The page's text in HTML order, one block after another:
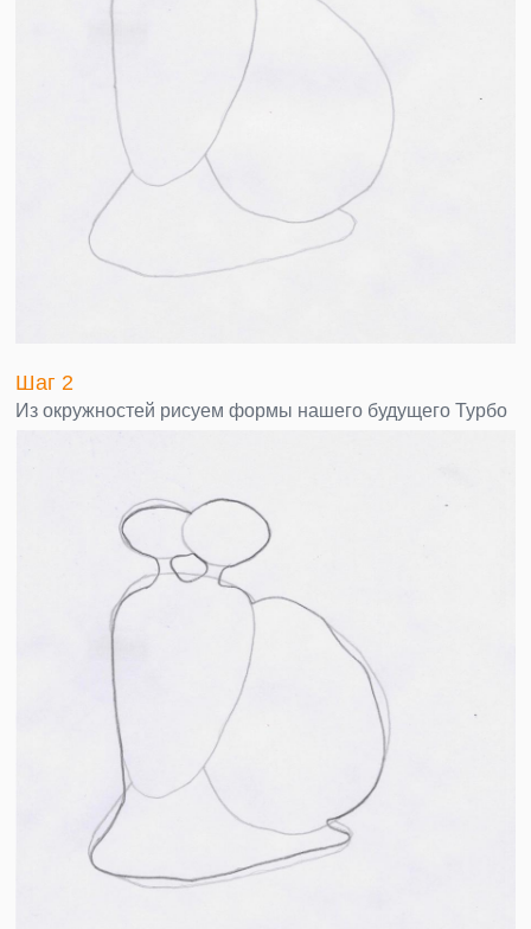
Шаг 2
Из окружностей рисуем формы нашего будущего Турбо